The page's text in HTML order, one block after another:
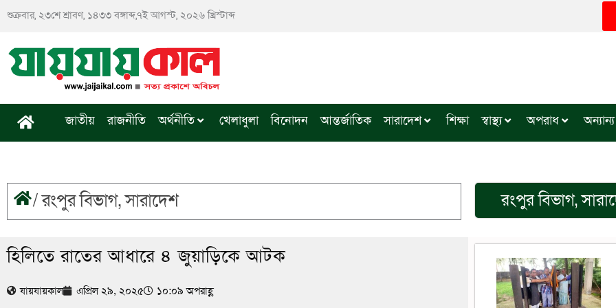
শুক্রবার, ২৩শে শ্রাবণ, ১৪৩৩ বঙ্গাব্দ,৭ই আগস্ট, ২০২৬ খ্রিস্টাব্দ
জাতীয় রাজনীতি অর্থনীতি খেলাধুলা বিনোদন আন্তর্জাতিক সারাদেশ শিক্ষা স্বাস্থ্য অপরাধ অন্যান্য
/রংপুর বিভাগ,সারাদেশ রংপুর বিভাগ,
হিলিতে রাতের আধারে ৪ জুয়াড়িকে আটক
যায়যায়কাল এপ্রিল ২৯, ২০২৫ ১০:০৯ অপরাহ্ণ